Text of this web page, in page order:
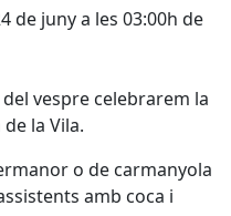
de juny a les 03:00h de
vespre celebrarem la
la Vila.
o de carmanyola
amb coca i